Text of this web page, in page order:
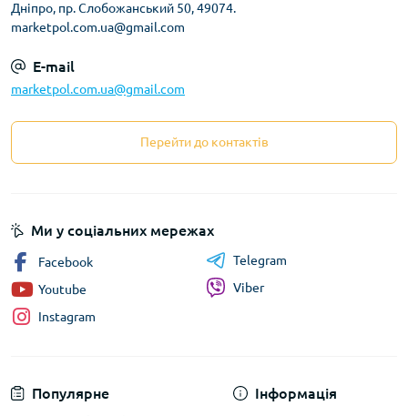
Дніпро, пр. Слобожанський 50, 49074.
marketpol.com.ua@gmail.com
E-mail
marketpol.com.ua@gmail.com
Перейти до контактів
Популярне Інформація
Ми у соціальних мережах
Facebook
Youtube
Instagram
Telegram
Viber